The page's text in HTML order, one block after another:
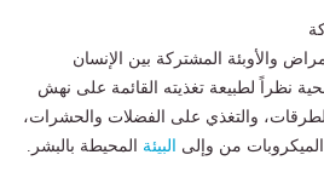
والأوبئة المشتركة بين الإنسان
نظراً لطبيعة تغذيته القائمة على نهش
والتغذي على الفضلات والحشرات،
من وإلى
البيئة المحيطة بالبشر.